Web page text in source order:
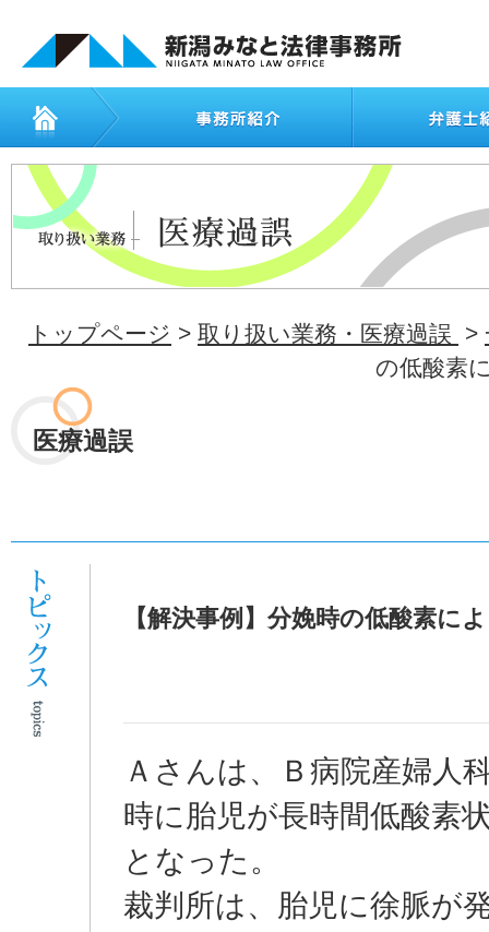
トップページ > 取り扱い業務・医療過誤 >
の低酸素
医療過誤
【解決事例】分娩時の低酸素に
Ａさんは、Ｂ病院産婦人
時に胎児が長時間低酸素
となった。
裁判所は、胎児に徐脈が